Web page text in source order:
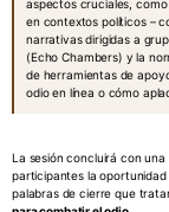
aspectos cruciales,
en contextos políticos –
narrativas dirigidas a
(Echo Chambers) y la
de herramientas de
odio en línea o cómo
La sesión concluirá con
participantes la
palabras de cierre que